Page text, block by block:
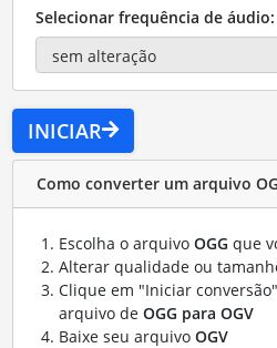
Selecionar frequência de áudio:
INICIAR
Como converter um arquivo
Escolha o arquivo OGG que
Alterar qualidade ou
Clique em "Iniciar
arquivo de OGG para OGV
Baixe seu arquivo OGV